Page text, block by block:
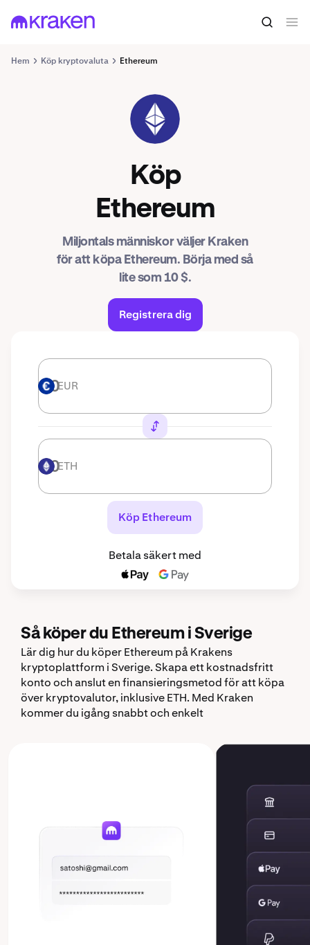
Hem Köp kryptovaluta Ethereum
ETH
Köp
Ethereum
Miljontals människor väljer Kraken
för att köpa Ethereum. Börja med så
lite som 10 $.
Registrera dig
EUR EUR
ETH ETH
Köp Ethereum
Betala säkert med
Så köper du Ethereum i Sverige
Lär dig hur du köper Ethereum på Krakens
kryptoplattform i Sverige. Skapa ett kostnadsfritt
konto och anslut en finansieringsmetod för att köpa
över kryptovalutor, inklusive ETH. Med Kraken
kommer du igång snabbt och enkelt